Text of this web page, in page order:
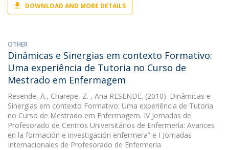
DOWNLOAD AND MORE DETAILS
OTHER
Dinâmicas e Sinergias em contexto Formativo:
Uma experiência de Tutoria no Curso de
Mestrado em Enfermagem
Resende, A., Charepe, Z. , Ana RESENDE. (2010). Dinâmicas e
Sinergias em contexto Formativo: Uma experiência de Tutoria
no Curso de Mestrado em Enfermagem. IV Jornadas de
Profesorado de Centros Universitários de Enfermería: Avances
en la formación e investigación enfermera” e I Jornadas
Internacionales de Profesorado de Enfermeria